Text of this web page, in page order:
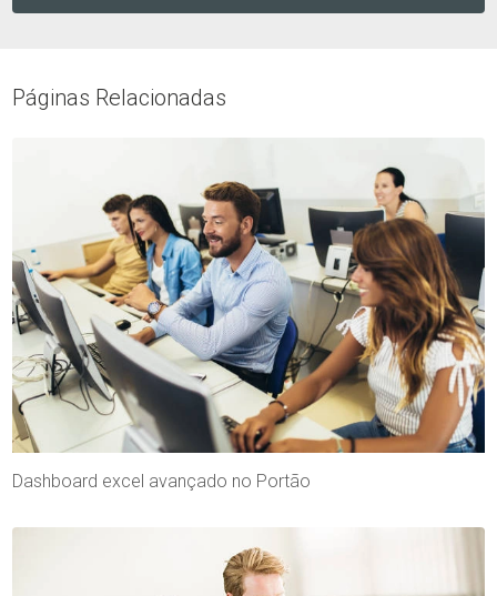
Páginas Relacionadas
Dashboard excel avançado no Portão